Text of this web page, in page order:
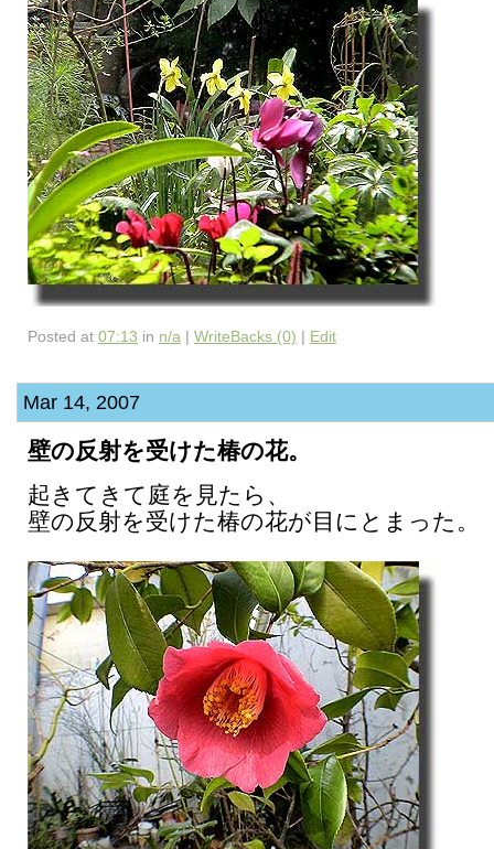
Posted at 07:13 in n/a | WriteBacks (0) | Edit
Mar 14, 2007
壁の反射を受けた椿の花。
起きてきて庭を見たら、
壁の反射を受けた椿の花が目にとまった。